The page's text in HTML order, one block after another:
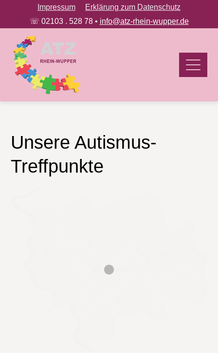
Impressum
Erklärung zum Datenschutz
☏ 02103 . 528 78 • info@atz-rhein-wupper.de
Unsere Autismus-
Treffpunkte